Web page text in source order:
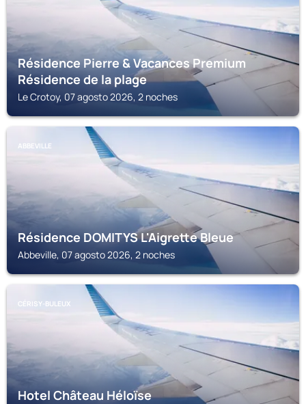
Résidence Pierre & Vacances Premium
Résidence de la plage
Le Crotoy, 07 agosto 2026, 2 noches
ABBEVILLE
Résidence DOMITYS L'Aigrette Bleue
Abbeville, 07 agosto 2026, 2 noches
CÉRISY-BULEUX
Hotel Château Héloïse